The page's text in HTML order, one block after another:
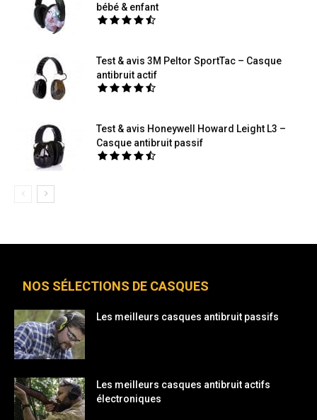
bébé & enfant
Test & avis 3M Peltor SportTac – Casque
antibruit actif
Test & avis Honeywell Howard Leight L3 –
Casque antibruit passif
NOS SÉLECTIONS DE CASQUES
Les meilleurs casques antibruit passifs
Les meilleurs casques antibruit actifs
électroniques